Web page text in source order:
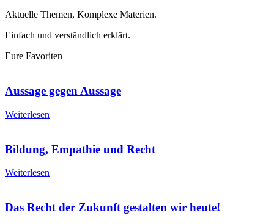
Aktuelle Themen, Komplexe Materien.
Einfach und verständlich erklärt.
Eure Favoriten
Aussage gegen Aussage
Weiterlesen
Bildung, Empathie und Recht
Weiterlesen
Das Recht der Zukunft gestalten wir heute!